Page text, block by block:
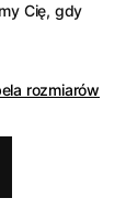
Cię, gdy
rozmiarów